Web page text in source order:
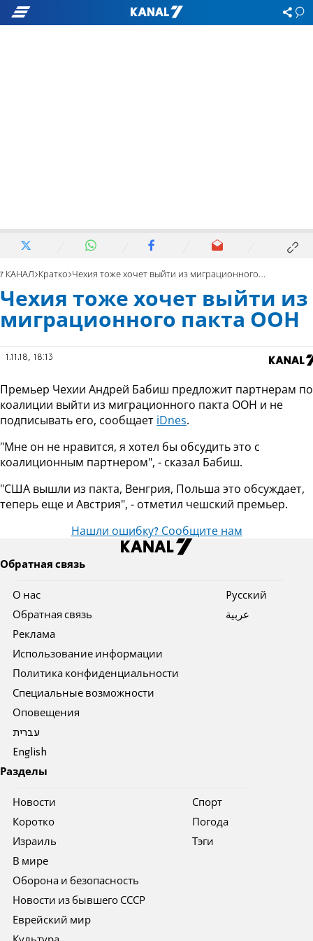
7 КАНАЛ Кратко Чехия тоже хочет выйти из миграционного пакта ООН
Чехия тоже хочет выйти из
миграционного пакта ООН
1.11.18, 18:13
Премьер Чехии Андрей Бабиш предложит партнерам по
коалиции выйти из миграционного пакта ООН и не
подписывать его, сообщает iDnes.
"Мне он не нравится, я хотел бы обсудить это с
коалиционным партнером", - сказал Бабиш.
"США вышли из пакта, Венгрия, Польша это обсуждает,
теперь еще и Австрия", - отметил чешский премьер.
Нашли ошибку? Сообщите нам
Обратная связь
О нас
Обратная связь
Реклама
Использование информации
Политика конфиденциальности
Специальные возможности
Оповещения
עברית
English
Pусский
عربية
Разделы
Новости
Коротко
Израиль
В мире
Оборона и безопасность
Новости из бывшего СССР
Еврейский мир
Спорт
Погода
Тэги